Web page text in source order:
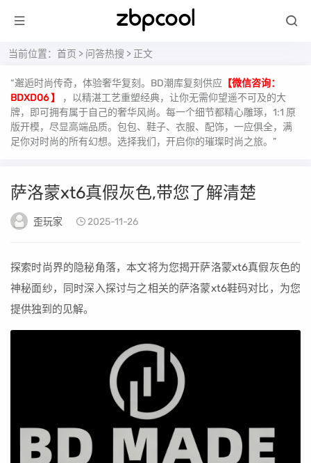
当前位置： 首页 > 问答热搜 > 正文
“邂逅时尚传奇，体验奢华复刻。BD潮库复刻供应 【微信咨询：
BDXD06 】
，以精湛工艺重塑经典，让你无需仰望遥不可及的大
牌，即可拥有属于自己的奢华风尚。每一个细节都精心雕琢，1:1 原
版开模，尽显高端品质。包包、鞋子、衣服、配饰，一应俱全，满
足你对时尚的所有幻想。选择我们，开启你的璀璨时尚之旅。”
萨洛蒙xt6真假灰色,带您了解清楚
歪玩家 2025-11-26
探索时尚界的隐秘角落，本文将为您揭开萨洛蒙xt6真假灰色的
神秘面纱，同时深入探讨与之相关的萨洛蒙xt6鞋码对比，为您
提供独到的见解。